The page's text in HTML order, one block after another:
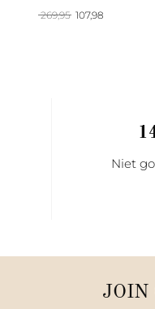
269,95 Oorspronkelijke
prijs
107,98Huidige
Niet
JOIN